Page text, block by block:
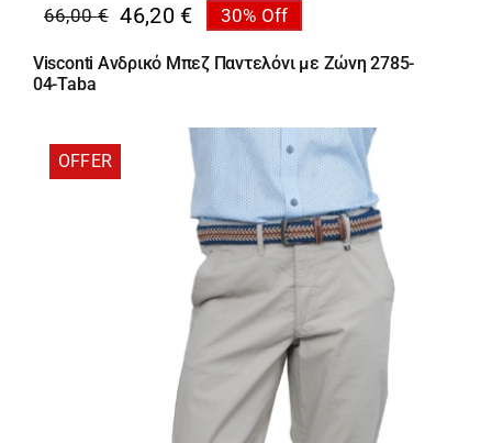
66,00€
Original
price
was:
46,20 €
Η
τρέχουσα
τιμή
30% Off
Visconti Ανδρικό Μπεζ Παντελόνι με Ζώνη 2785-
04-Taba
OFFER